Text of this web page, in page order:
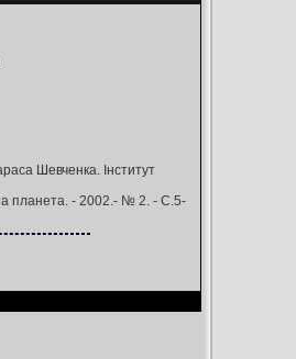
Шевченка. Інститут
планета. - 2002.- № 2. - С.5-